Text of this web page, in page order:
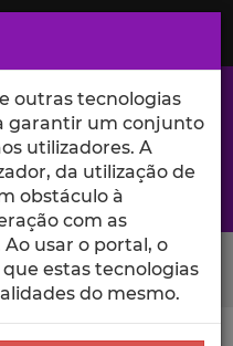
no Iscte
outras tecnologias
garantir um conjunto
utilizadores. A
da utilização de
obstáculo à
com as
usar o portal, o
estas tecnologias
do mesmo.